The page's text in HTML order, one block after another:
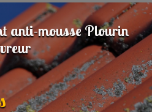
anti-mousse Plourin